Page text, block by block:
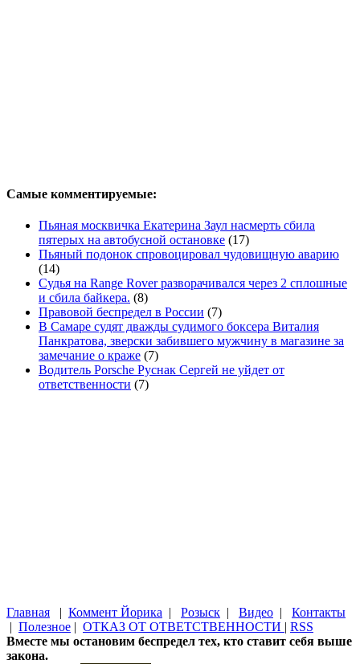
Самые комментируемые:
Пьяная москвичка Екатерина Заул насмерть сбила
пятерых на автобусной остановке (17)
Пьяный подонок спровоцировал чудовищную аварию
(14)
Судья на Range Rover разворачивался через 2 сплошные
и сбила байкера. (8)
Правовой беспредел в России (7)
В Самаре судят дважды судимого боксера Виталия
Панкратова, зверски забившего мужчину в магазине за
замечание о краже (7)
Водитель Porsche Руснак Сергей не уйдет от
ответственности (7)
Главная | Коммент Йорика | Розыск | Видео | Контакты
| Полезное | ОТКАЗ ОТ ОТВЕТСТВЕННОСТИ | RSS
Вместе мы остановим беспредел тех, кто ставит себя выше
закона.